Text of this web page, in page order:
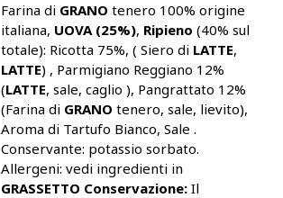
Farina di GRANO tenero 100% origine
italiana, UOVA (25%), Ripieno (40% sul
totale): Ricotta 75%, ( Siero di LATTE,
LATTE) , Parmigiano Reggiano 12%
(LATTE, sale, caglio ), Pangrattato 12%
(Farina di GRANO tenero, sale, lievito),
Aroma di Tartufo Bianco, Sale .
Conservante: potassio sorbato.
Allergeni: vedi ingredienti in
GRASSETTO Conservazione:Il